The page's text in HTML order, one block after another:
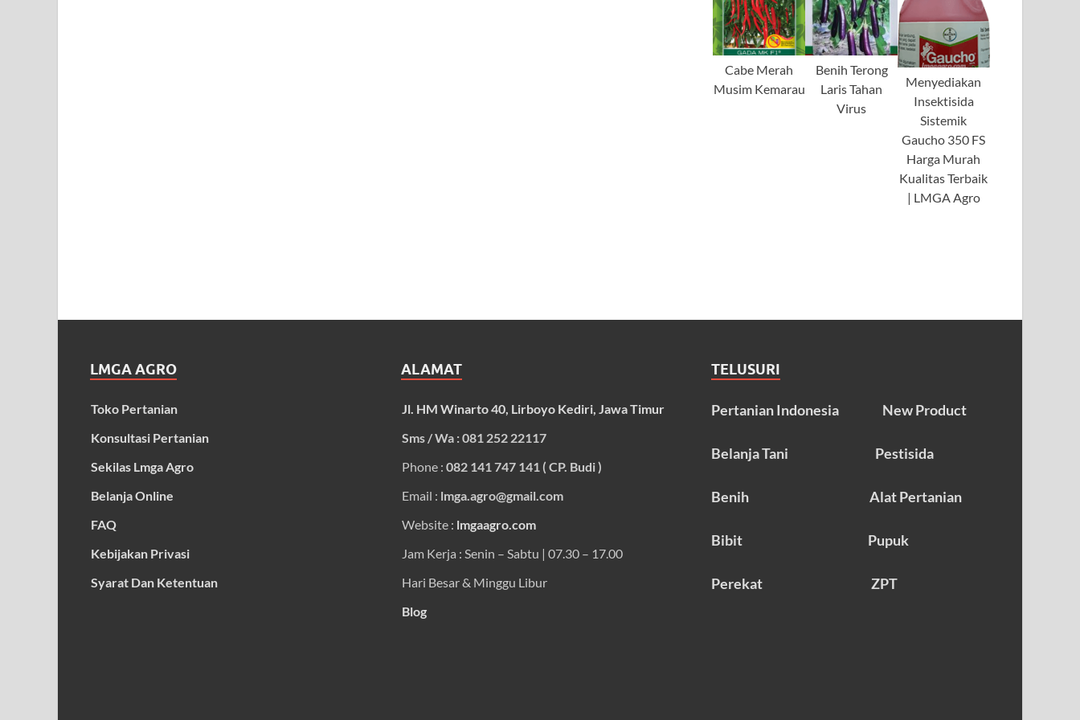
Cabe Merah
Musim Kemarau
Benih Terong
Laris Tahan
Virus
Menyediakan
Insektisida
Sistemik
Gaucho 350 FS
Harga Murah
Kualitas Terbaik
| LMGA Agro
LMGA AGRO
Toko Pertanian
Konsultasi Pertanian
Sekilas Lmga Agro
Belanja Online
FAQ
Kebijakan Privasi
Syarat Dan Ketentuan
ALAMAT
Jl. HM Winarto 40, Lirboyo Kediri, Jawa Timur
Sms / Wa : 081 252 22117
Phone : 082 141 747 141 ( CP. Budi )
Email : lmga.agro@gmail.com
Website : lmgaagro.com
Jam Kerja : Senin – Sabtu | 07.30 – 17.00
Hari Besar & Minggu Libur
Blog
TELUSURI
Pertanian Indonesia New Product
Belanja Tani Pestisida
Benih Alat Pertanian
Bibit Pupuk
Perekat ZPT